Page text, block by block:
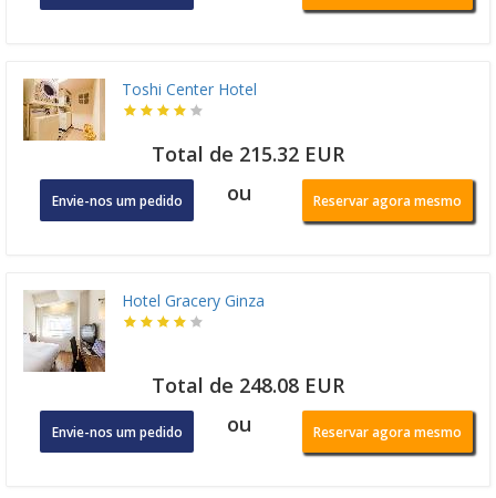
Toshi Center Hotel
Total de 215.32 EUR
Envie-nos um pedido ou Reservar agora mesmo
Hotel Gracery Ginza
Total de 248.08 EUR
Envie-nos um pedido ou Reservar agora mesmo